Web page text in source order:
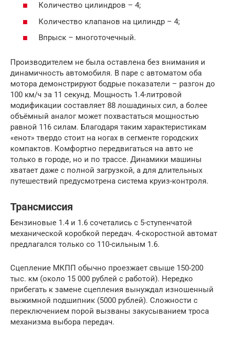
Количество цилиндров – 4;
Количество клапанов на цилиндр – 4;
Впрыск – многоточечный.
Производителем не была оставлена без внимания и
динамичность автомобиля. В паре с автоматом оба
мотора демонстрируют бодрые показатели – разгон до
100 км/ч за 11 секунд. Мощность 1.4-литровой
модификации составляет 88 лошадиных сил, а более
объёмный аналог может похвастаться мощностью
равной 116 силам. Благодаря таким характеристикам
«енот» твердо стоит на ногах в сегменте городских
компактов. Комфортно передвигаться на авто не
только в городе, но и по трассе. Динамики машины
хватает даже с полной загрузкой, а для длительных
путешествий предусмотрена система круиз-контроля.
Трансмиссия
Бензиновые 1.4 и 1.6 сочетались с 5-ступенчатой
механической коробкой передач. 4-скоростной автомат
предлагался только со 110-сильным 1.6.
Сцепление МКПП обычно проезжает свыше 150-200
тыс. км (около 15 000 рублей с работой). Нередко
прибегать к замене сцепления вынуждал изношенный
выжимной подшипник (5000 рублей). Сложности с
переключением порой вызваны закусыванием троса
механизма выбора передач.